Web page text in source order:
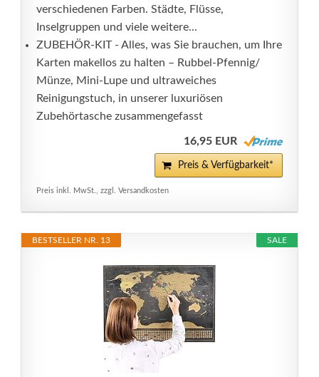
verschiedenen Farben. Städte, Flüsse,
Inselgruppen und viele weitere...
ZUBEHÖR-KIT - Alles, was Sie brauchen, um Ihre
Karten makellos zu halten – Rubbel-Pfennig/
Münze, Mini-Lupe und ultraweiches
Reinigungstuch, in unserer luxuriösen
Zubehörtasche zusammengefasst
16,95 EUR
Preis & Verfügbarkeit*
Preis inkl. MwSt., zzgl. Versandkosten
SALE
BESTSELLER NR. 13